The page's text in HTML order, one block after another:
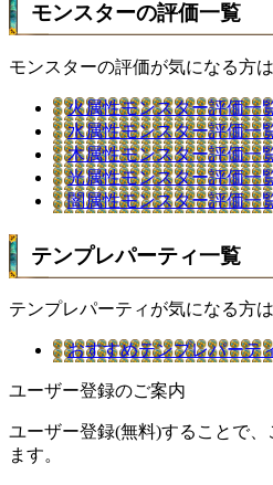
モンスターの評価一覧
モンスターの評価が気になる方
火属性モンスター評価一
水属性モンスター評価一
木属性モンスター評価一
光属性モンスター評価一
闇属性モンスター評価一
テンプレパーティ一覧
テンプレパーティが気になる方
おすすめテンプレパーテ
ユーザー登録のご案内
ユーザー登録(無料)することで
ます。